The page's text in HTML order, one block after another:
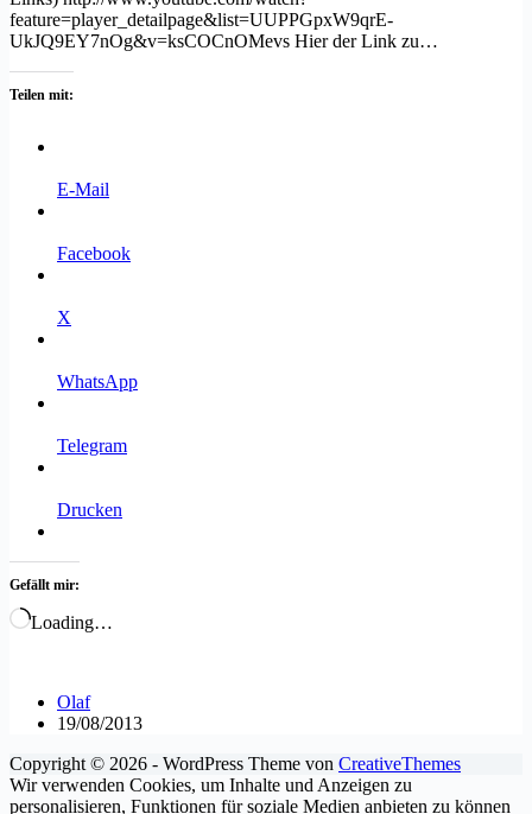
feature=player_detailpage&list=UUPPGpxW9qrE-
UkJQ9EY7nOg&v=ksCOCnOMevs Hier der Link zu…
Teilen mit:
E-Mail
Facebook
X
WhatsApp
Telegram
Drucken
Gefällt mir:
Loading…
Olaf
19/08/2013
Copyright © 2026 - WordPress Theme von CreativeThemes
Wir verwenden Cookies, um Inhalte und Anzeigen zu
personalisieren, Funktionen für soziale Medien anbieten zu können